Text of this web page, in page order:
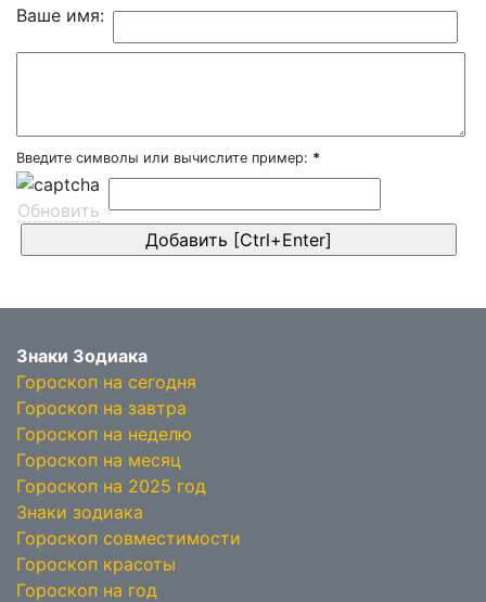
Ваше имя:
Введите символы или вычислите пример: *
Обновить
Знаки Зодиака
Гороскоп на сегодня
Гороскоп на завтра
Гороскоп на неделю
Гороскоп на месяц
Гороскоп на 2025 год
Знаки зодиака
Гороскоп совместимости
Гороскоп красоты
Гороскоп на год